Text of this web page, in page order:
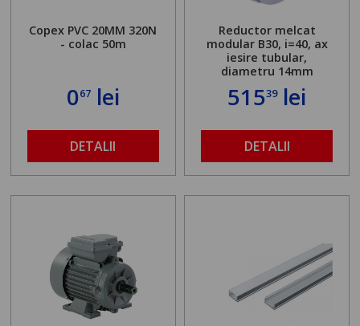
Copex PVC 20MM 320N
- colac 50m
067lei
DETALII
Reductor melcat
modular B30, i=40, ax
iesire tubular,
diametru 14mm
51539lei
DETALII